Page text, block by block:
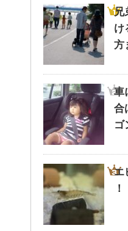
兄
け
方
車
合
ゴ
エ
！